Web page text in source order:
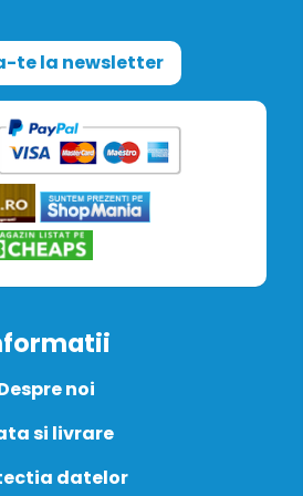
te la newsletter
noi
si livrare
datelor